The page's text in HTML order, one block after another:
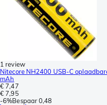
1 review
Nitecore NH2400 USB-C
mAh
€ 7,47
€ 7,95
-6%Bespaar0,48